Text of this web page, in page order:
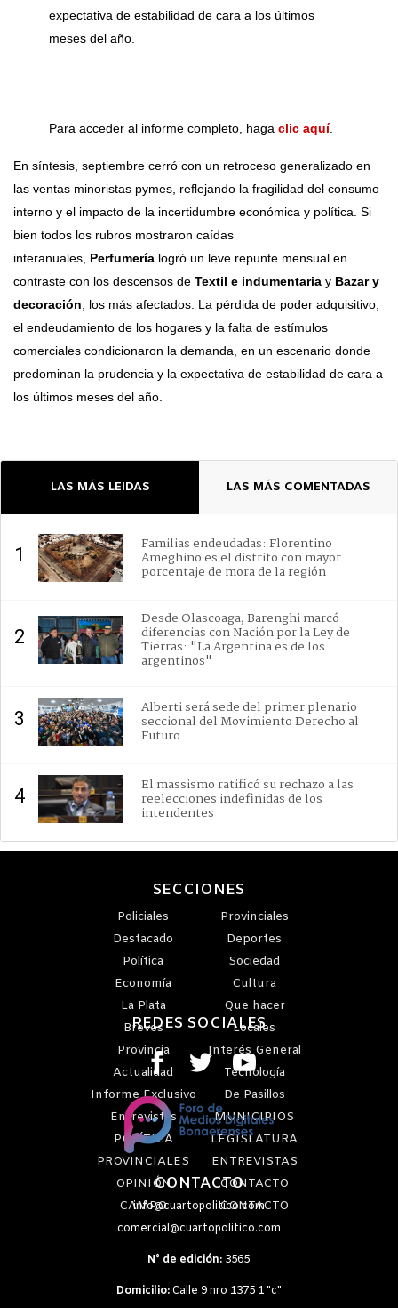
expectativa de estabilidad de cara a los últimos
meses del año.
Para acceder al informe completo, haga clic aquí.
En síntesis, septiembre cerró con un retroceso generalizado en
las ventas minoristas pymes, reflejando la fragilidad del consumo
interno y el impacto de la incertidumbre económica y política. Si
bien todos los rubros mostraron caídas
interanuales, Perfumería logró un leve repunte mensual en
contraste con los descensos de Textil e indumentaria y Bazar y
decoración , los más afectados. La pérdida de poder adquisitivo,
el endeudamiento de los hogares y la falta de estímulos
comerciales condicionaron la demanda, en un escenario donde
predominan la prudencia y la expectativa de estabilidad de cara a
los últimos meses del año.
LAS MÁS LEIDAS LAS MÁS COMENTADAS
1 Familias endeudadas: Florentino
Ameghino es el distrito con mayor
porcentaje de mora de la región
2
Desde Olascoaga, Barenghi marcó
diferencias con Nación por la Ley de
Tierras: "La Argentina es de los
argentinos"
3 Alberti será sede del primer plenario
seccional del Movimiento Derecho al
Futuro
4 El massismo ratificó su rechazo a las
reelecciones indefinidas de los
intendentes
SECCIONES
Policiales
Provinciales
Destacado
Deportes
Política
Sociedad
Economía
Cultura
La Plata
Que hacer
Breves
Locales
Provincia
Interés General
Actualidad
Tecnología
Informe Exclusivo
De Pasillos
Entrevistas
MUNICIPIOS
POLÍTICA
LEGISLATURA
PROVINCIALES
ENTREVISTAS
OPINIÓN
CONTACTO
CAMPO
CONTACTO
REDES SOCIALES
CONTACTO
info@cuartopolitico.com
comercial@cuartopolitico.com
N° de edición: 3565
Domicilio:Calle 9 nro 1375 1 "c"